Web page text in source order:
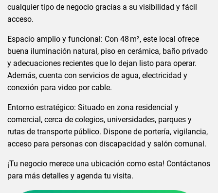
cualquier tipo de negocio gracias a su visibilidad y fácil
acceso.
Espacio amplio y funcional: Con 48 m², este local ofrece
buena iluminación natural, piso en cerámica, baño privado
y adecuaciones recientes que lo dejan listo para operar.
Además, cuenta con servicios de agua, electricidad y
conexión para video por cable.
Entorno estratégico: Situado en zona residencial y
comercial, cerca de colegios, universidades, parques y
rutas de transporte público. Dispone de portería, vigilancia,
acceso para personas con discapacidad y salón comunal.
¡Tu negocio merece una ubicación como esta! Contáctanos
para más detalles y agenda tu visita.